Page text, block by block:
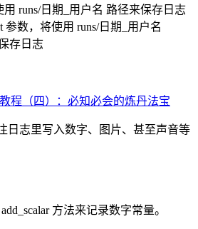
runs/日期_用户名 路径来保存日志
参数，将使用 runs/日期_用户名
存日志
日志里写入数字、图片、甚至声音等
方法来记录数字常量。